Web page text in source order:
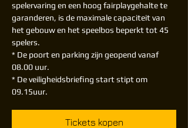
spelervaring en een hoog fairplaygehalte te
garanderen, is de maximale capaciteit van
het gebouw en het speelbos beperkt tot 45
spelers.
* De poort en parking zijn geopend vanaf
08.00 uur.
* De veiligheidsbriefing start stipt om
09.15uur.
Tickets kopen